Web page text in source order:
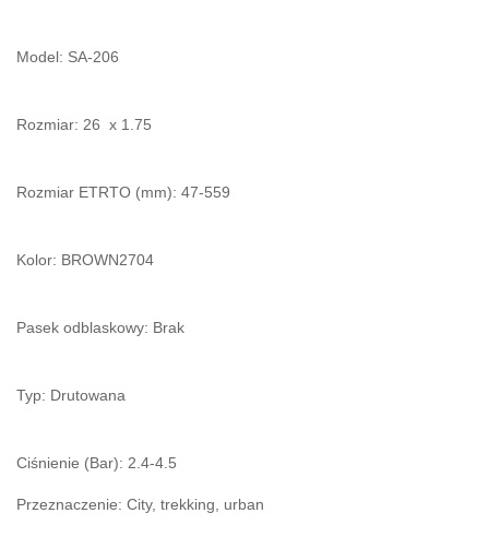
Model: SA-206
Rozmiar: 26 x 1.75
Rozmiar ETRTO (mm): 47-559
Kolor: BROWN2704
Pasek odblaskowy: Brak
Typ: Drutowana
Ciśnienie (Bar): 2.4-4.5
Przeznaczenie: City, trekking, urban